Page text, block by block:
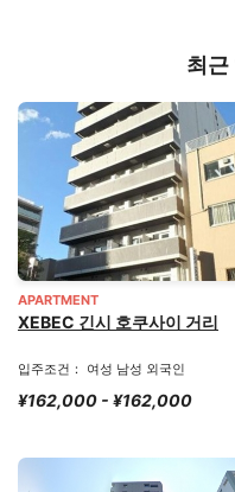
최근
APARTMENT
XEBEC 긴시 호쿠사이 거리
입주조건： 여성 남성 외국인
¥162,000 - ¥162,000